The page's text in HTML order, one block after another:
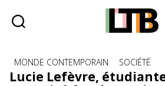
Tote
Bag
Catégories
MONDE CONTEMPORAIN SOCIÉTÉ
Lucie Lefèvre,